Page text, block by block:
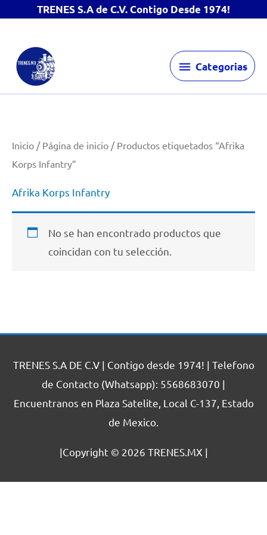
TRENES S.A de C.V. Contigo Desde 1974!
contenido
Categorias
Categorias
Inicio / Página de inicio / Productos etiquetados “Afrika
Korps Infantry”
Afrika Korps Infantry
No se han encontrado productos que
coincidan con tu selección.
TRENES S.A DE C.V | Contigo desde 1974! | Telefono
de Contacto (Whatsapp): 5568683070 |
Encuentranos en Plaza Satelite, Local C-137, Estado
de Mexico.
|Copyright © 2026 TRENES.MX |